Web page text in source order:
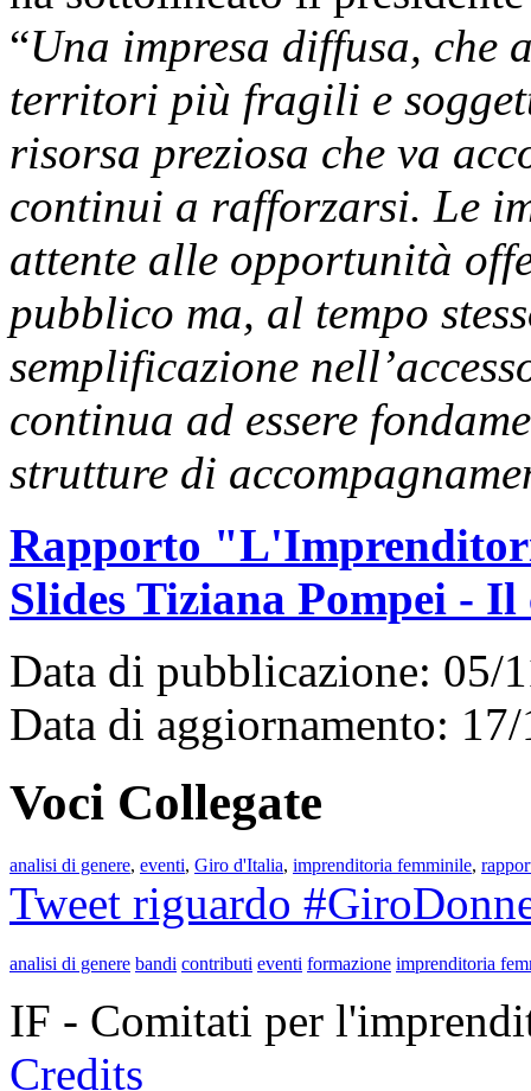
“Una impresa diffusa, che
territori più fragili e
risorsa preziosa che va
continui a rafforzarsi. Le
attente alle opportunità
pubblico ma, al tempo
semplificazione
continua ad essere
strutture di
Rapporto
Slides Tiziana Pompei -
Data di pubblicazione: 05/
Data di aggiornamento:
Voci Collegate
analisi di genere, eventi, Giro d'Italia, imprenditoria femminile,
Tweet riguardo
analisi di genere bandi contributi eventi formazione imprenditoria
IF - Comitati per
Credits